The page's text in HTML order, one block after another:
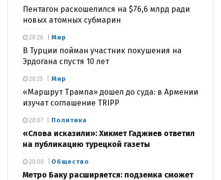
Пентагон раскошелился на $76,6 млрд ради
новых атомных субмарин
Мир
В Турции пойман участник покушения на
Эрдогана спустя 10 лет
20:26
Мир
«Маршрут Трампа» дошел до суда: в Армении
изучат соглашение TRIPP
20:25
Политика
«Слова исказили»: Хикмет Гаджиев ответил
на публикацию турецкой газеты
20:07
Общество
Метро Баку расширяется: подземка сможет
20:00